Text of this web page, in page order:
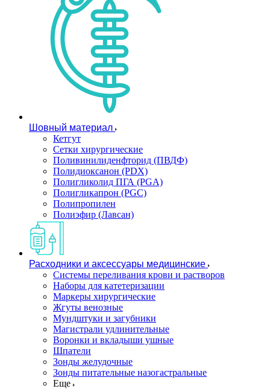
Шовный материал
Кетгут
Сетки хирургические
Поливинилиденфторид (ПВДФ)
Полидиоксанон (PDX)
Полигликолид ПГА (PGA)
Полигликапрон (PGC)
Полипропилен
Полиэфир (Лавсан)
Расходники и аксессуары медицинские
Системы переливания крови и растворов
Наборы для катетеризации
Маркеры хирургические
Жгуты венозные
Мундштуки и загубники
Магистрали удлинительные
Воронки и вкладыши ушные
Шпатели
Зонды желудочные
Зонды питательные назогастральные
Еще